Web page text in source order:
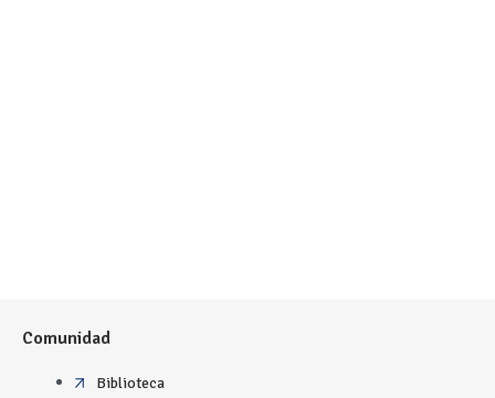
Comunidad
Biblioteca